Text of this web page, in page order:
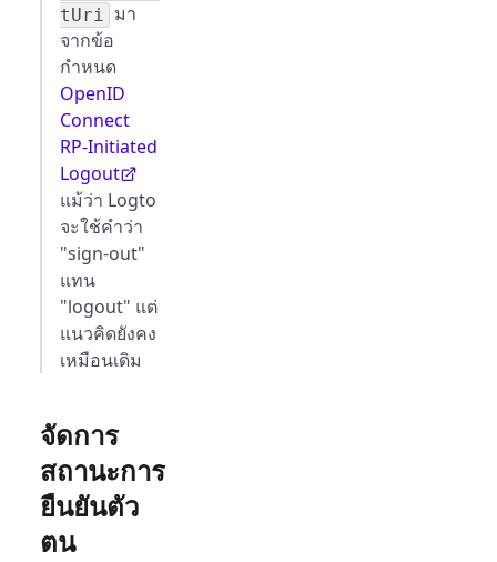
tUri มา
จากข้อ
กำหนด
OpenID
Connect
RP-Initiated
Logout
แม้ว่า Logto
จะใช้คำว่า
"sign-out"
แทน
"logout" แต่
แนวคิดยังคง
เหมือนเดิม
จัดการ
สถานะการ
ยืนยันตัว
ตน